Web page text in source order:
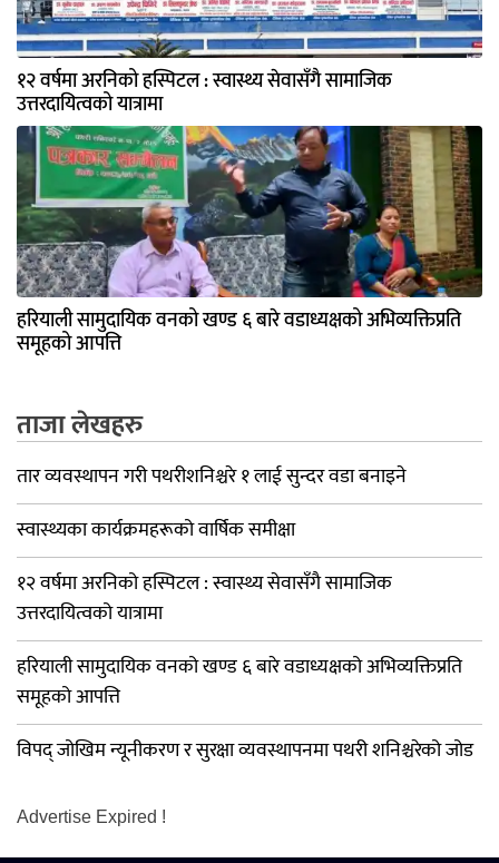
१२ वर्षमा अरनिको हस्पिटल : स्वास्थ्य सेवासँगै सामाजिक
उत्तरदायित्वको यात्रामा
हरियाली सामुदायिक वनको खण्ड ६ बारे वडाध्यक्षको अभिव्यक्तिप्रति
समूहको आपत्ति
ताजा लेखहरु
तार व्यवस्थापन गरी पथरीशनिश्चरे १ लाई सुन्दर वडा बनाइने
स्वास्थ्यका कार्यक्रमहरूको वार्षिक समीक्षा
१२ वर्षमा अरनिको हस्पिटल : स्वास्थ्य सेवासँगै सामाजिक
उत्तरदायित्वको यात्रामा
हरियाली सामुदायिक वनको खण्ड ६ बारे वडाध्यक्षको अभिव्यक्तिप्रति
समूहको आपत्ति
विपद् जोखिम न्यूनीकरण र सुरक्षा व्यवस्थापनमा पथरी शनिश्चरेको जोड
Advertise Expired !